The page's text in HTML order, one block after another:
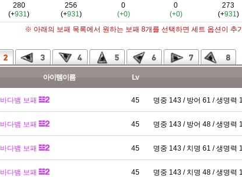
280
(+931)
256
(+931)
0
(+0)
0
(+0)
273
(+931)
※ 아래의 보패 목록에서 원하는 보패 8개를 선택하면 세트 옵션이 추
아이템이름 Lv
바다뱀 보패 45 명중 143 / 방어 61 / 생명력
바다뱀 보패 45 명중 143 / 방어 48 / 생명력
바다뱀 보패 45 명중 143 / 치명 61 / 생명력
바다뱀 보패 45 명중 143 / 치명 48 / 생명력